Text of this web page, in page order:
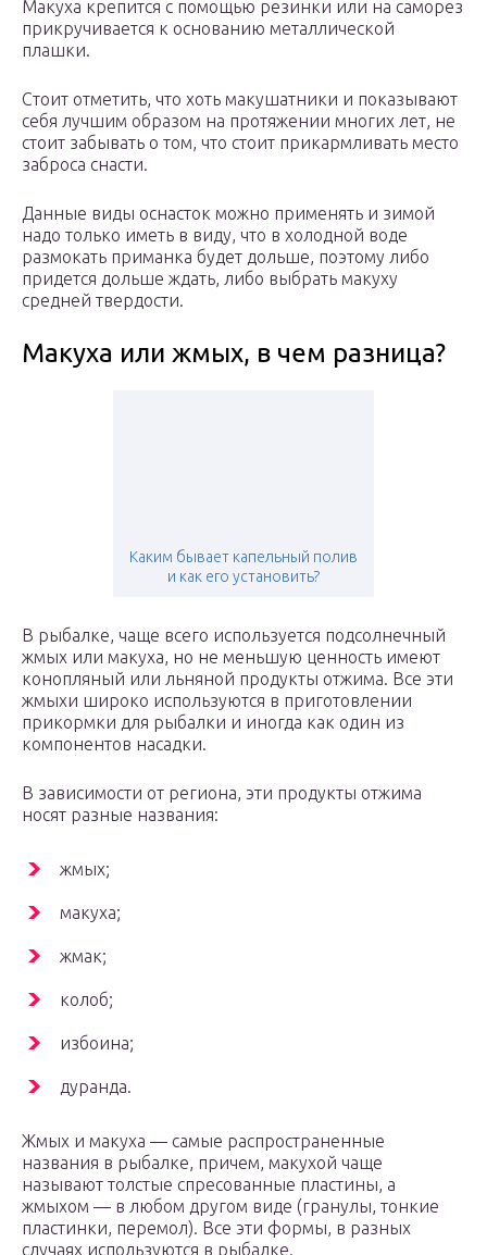
Макуха крепится с помощью резинки или на саморез
прикручивается к основанию металлической
плашки.
Стоит отметить, что хоть макушатники и показывают
себя лучшим образом на протяжении многих лет, не
стоит забывать о том, что стоит прикармливать место
заброса снасти.
Данные виды оснасток можно применять и зимой
надо только иметь в виду, что в холодной воде
размокать приманка будет дольше, поэтому либо
придется дольше ждать, либо выбрать макуху
средней твердости.
Макуха или жмых, в чем разница?
Каким бывает капельный полив
и как его установить?
В рыбалке, чаще всего используется подсолнечный
жмых или макуха, но не меньшую ценность имеют
конопляный или льняной продукты отжима. Все эти
жмыхи широко используются в приготовлении
прикормки для рыбалки и иногда как один из
компонентов насадки.
В зависимости от региона, эти продукты отжима
носят разные названия:
жмых;
макуха;
жмак;
колоб;
избоина;
дуранда.
Жмых и макуха — самые распространенные
названия в рыбалке, причем, макухой чаще
называют толстые спресованные пластины, а
жмыхом — в любом другом виде (гранулы, тонкие
пластинки, перемол). Все эти формы, в разных
случаях используются в рыбалке.